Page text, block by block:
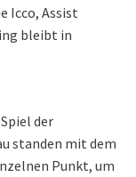
Icco, Assist
bleibt in
der
standen mit dem
Punkt, um